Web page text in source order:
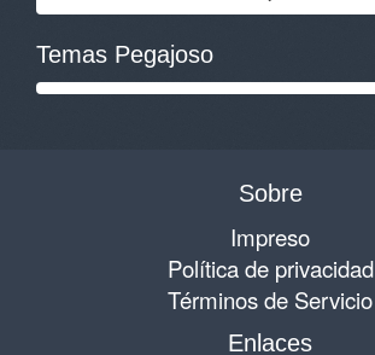
Temas Pegajoso
Sobre
Impreso
Política de privacidad
Términos de Servicio
Enlaces